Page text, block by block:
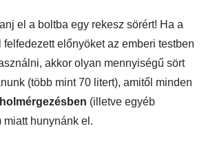
el a boltba egy rekesz sörért! Ha a
előnyöket az emberi testben
akkor olyan mennyiségű sört
(több mint 70 litert), amitől minden
(illetve egyéb
miatt hunynánk el.